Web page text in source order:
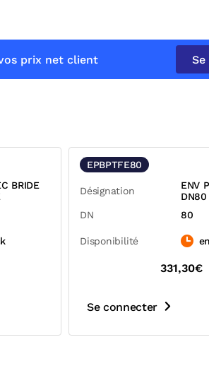
prix net client
BRIDE
EPBPTFE80
Désignation
ENV
DN80
DN
80
Disponibilité
331,30€
Se connecter